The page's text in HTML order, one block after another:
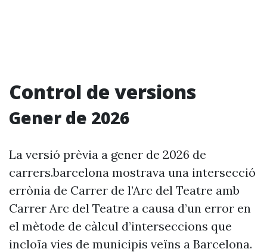
Control de versions
Gener de 2026
La versió prèvia a gener de 2026 de
carrers.barcelona mostrava una intersecció
errònia de Carrer de l’Arc del Teatre amb
Carrer Arc del Teatre a causa d’un error en
el mètode de càlcul d’interseccions que
incloïa vies de municipis veïns a Barcelona.